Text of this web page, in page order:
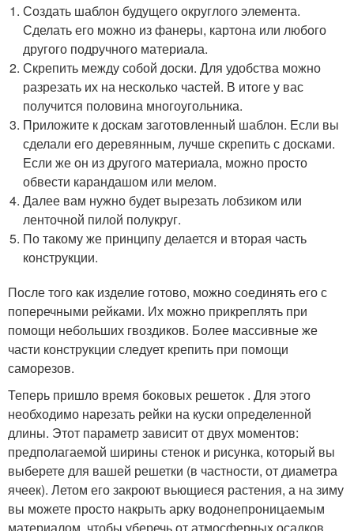
Создать шаблон будущего округлого элемента.
Сделать его можно из фанеры, картона или любого
другого подручного материала.
Скрепить между собой доски. Для удобства можно
разрезать их на несколько частей. В итоге у вас
получится половина многоугольника.
Приложите к доскам заготовленный шаблон. Если вы
сделали его деревянным, лучше скрепить с досками.
Если же он из другого материала, можно просто
обвести карандашом или мелом.
Далее вам нужно будет вырезать лобзиком или
ленточной пилой полукруг.
По такому же принципу делается и вторая часть
конструкции.
После того как изделие готово, можно соединять его с
поперечными рейками. Их можно прикреплять при
помощи небольших гвоздиков. Более массивные же
части конструкции следует крепить при помощи
саморезов.
Теперь пришло время боковых решеток . Для этого
необходимо нарезать рейки на куски определенной
длины. Этот параметр зависит от двух моментов:
предполагаемой ширины стенок и рисунка, который вы
выберете для вашей решетки (в частности, от диаметра
ячеек). Летом его закроют вьющиеся растения, а на зиму
вы можете просто накрыть арку водонепроницаемым
материалом, чтобы уберечь от атмосферных осадков.